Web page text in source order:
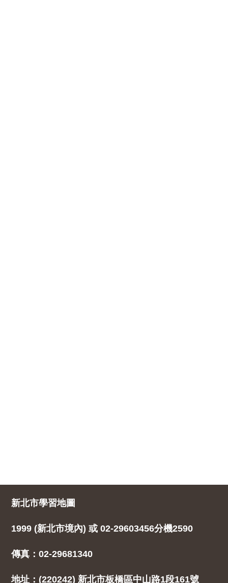
新北市學習地圖
1999 (新北市境內) 或 02-29603456分機2590
傳真：02-29681340
地址：(220242) 新北市板橋區中山路1段161號